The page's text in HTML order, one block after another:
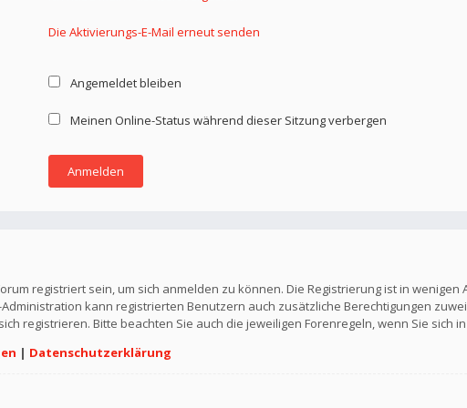
Die Aktivierungs-E-Mail erneut senden
Angemeldet bleiben
Meinen Online-Status während dieser Sitzung verbergen
registriert sein, um sich anmelden zu können. Die Registrierung ist in
kann registrierten Benutzern auch zusätzliche Berechtigungen
registrieren. Bitte beachten Sie auch die jeweiligen Forenregeln, wenn Sie sich
| Datenschutzerklärung